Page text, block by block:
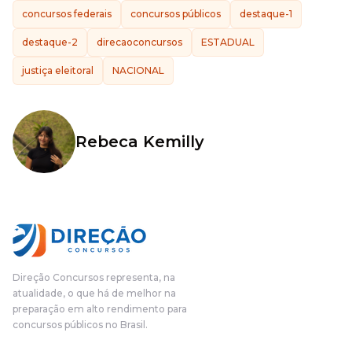
concursos federais concursos públicos destaque-1
destaque-2 direcaoconcursos ESTADUAL
justiça eleitoral NACIONAL
Rebeca Kemilly
Direção Concursos representa, na
atualidade, o que há de melhor na
preparação em alto rendimento para
concursos públicos no Brasil.